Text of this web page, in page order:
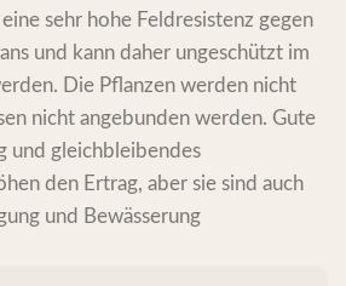
sehr hohe Feldresistenz gegen
und kann daher ungeschützt im
Die Pflanzen werden nicht
nicht angebunden werden. Gute
und gleichbleibendes
den Ertrag, aber sie sind auch
und Bewässerung